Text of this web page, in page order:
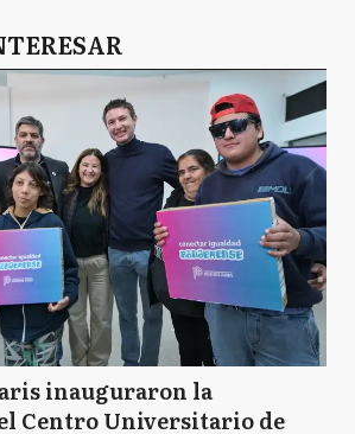
inauguraron la
Centro Universitario de